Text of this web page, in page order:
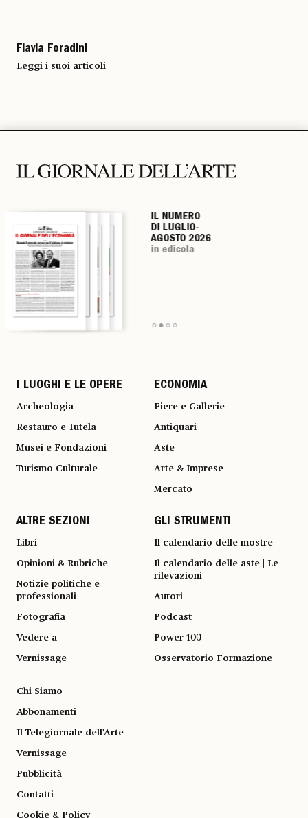
Flavia Foradini
Leggi i suoi articoli
IL NUMERO
DI LUGLIO-
AGOSTO 2026
in edicola
IL NUMERO
DI LUGLIO-
AGOSTO 2026
in edicola
IL NUMERO
DI LUGLIO-
AGOSTO 2026
in edicola
IL NUMERO
DI LUGLIO-
AGOSTO 2026
in edicola
I LUOGHI E LE OPERE
Archeologia
Restauro e Tutela
Musei e Fondazioni
Turismo Culturale
ECONOMIA
Fiere e Gallerie
Antiquari
Aste
Arte & Imprese
Mercato
ALTRE SEZIONI
Libri
Opinioni & Rubriche
Notizie politiche e
professionali
Fotografia
Vedere a
Vernissage
GLI STRUMENTI
Il calendario delle mostre
Il calendario delle aste | Le
rilevazioni
Autori
Podcast
Power 100
Osservatorio Formazione
Chi Siamo
Abbonamenti
Il Telegiornale dell'Arte
Vernissage
Pubblicità
Contatti
Cookie & Policy